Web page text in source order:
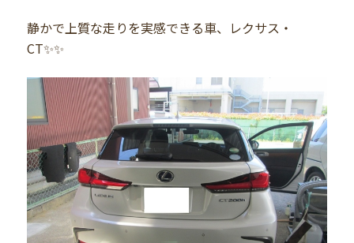
静かで上質な走りを実感できる車、レクサス・
CT✨✨